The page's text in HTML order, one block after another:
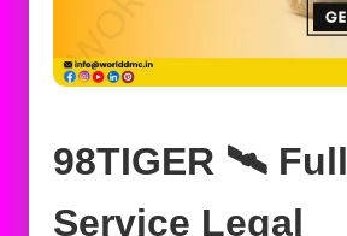
98TIGER 🛰️‍ Full
Service Legal